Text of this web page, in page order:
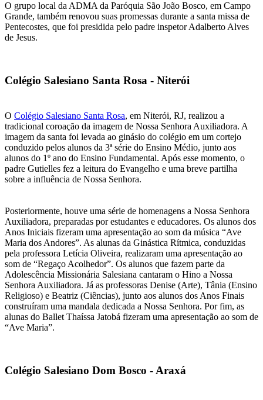
O grupo local da ADMA da Paróquia São João Bosco, em Campo
Grande, também renovou suas promessas durante a santa missa de
Pentecostes, que foi presidida pelo padre inspetor Adalberto Alves
de Jesus.
Colégio Salesiano Santa Rosa - Niterói
O Colégio Salesiano Santa Rosa, em Niterói, RJ, realizou a
tradicional coroação da imagem de Nossa Senhora Auxiliadora. A
imagem da santa foi levada ao ginásio do colégio em um cortejo
conduzido pelos alunos da 3ª série do Ensino Médio, junto aos
alunos do 1º ano do Ensino Fundamental. Após esse momento, o
padre Gutielles fez a leitura do Evangelho e uma breve partilha
sobre a influência de Nossa Senhora.
Posteriormente, houve uma série de homenagens a Nossa Senhora
Auxiliadora, preparadas por estudantes e educadores. Os alunos dos
Anos Iniciais fizeram uma apresentação ao som da música “Ave
Maria dos Andores”. As alunas da Ginástica Rítmica, conduzidas
pela professora Letícia Oliveira, realizaram uma apresentação ao
som de “Regaço Acolhedor”. Os alunos que fazem parte da
Adolescência Missionária Salesiana cantaram o Hino a Nossa
Senhora Auxiliadora. Já as professoras Denise (Arte), Tânia (Ensino
Religioso) e Beatriz (Ciências), junto aos alunos dos Anos Finais
construíram uma mandala dedicada a Nossa Senhora. Por fim, as
alunas do Ballet Thaíssa Jatobá fizeram uma apresentação ao som de
“Ave Maria”.
Colégio Salesiano Dom Bosco - Araxá